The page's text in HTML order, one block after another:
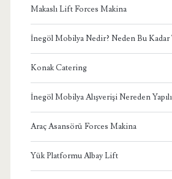
Makaslı Lift Forces Makina
İnegöl Mobilya Nedir? Neden Bu
Konak Catering
İnegöl Mobilya Alışverişi Nereden
Araç Asansörü Forces Makina
Yük Platformu Albay Lift